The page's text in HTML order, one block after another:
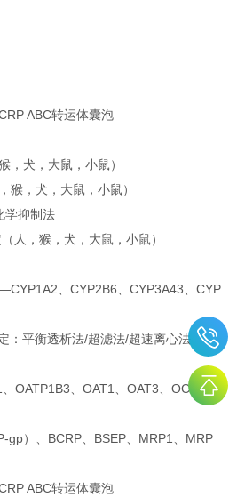
，犬，大鼠，小鼠）
猴，犬，大鼠，小鼠）
学抑制法
人，猴，犬，大鼠，小鼠）
、CYP2B6、CYP3A43、CYP
：平衡透析法/超滤法/超速离心法
OATP1B3、OAT1、OAT3、OCT2、
gp）、BCRP、BSEP、MRP1、MRP